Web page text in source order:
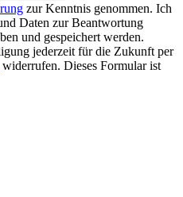
zur Kenntnis genommen. Ich
Daten zur Beantwortung
und gespeichert werden.
jederzeit für die Zukunft per
widerrufen. Dieses Formular ist